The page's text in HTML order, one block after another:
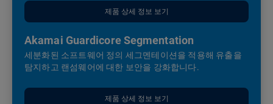
제품 상세 정보 보기
Akamai Guardicore Segmentation
세분화된 소프트웨어 정의 세그멘테이션을 적용해 유출을
탐지하고 랜섬웨어에 대한 보안을 강화합니다.
제품 상세 정보 보기